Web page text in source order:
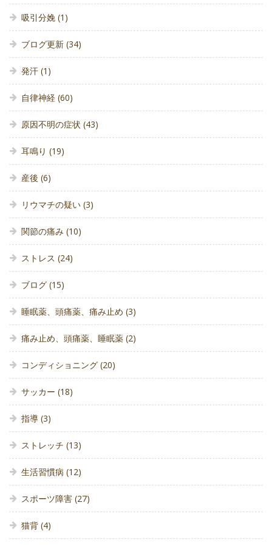
吸引分娩 (1)
ブログ更新 (34)
発汗 (1)
自律神経 (60)
原因不明の症状 (43)
耳鳴り (19)
産後 (6)
リウマチの疑い (3)
関節の痛み (10)
ストレス (24)
ブログ (15)
睡眠薬、頭痛薬、痛み止め (3)
痛み止め、頭痛薬、睡眠薬 (2)
コンディショニング (20)
サッカー (18)
指導 (3)
ストレッチ (13)
生活習慣病 (12)
スポーツ障害 (27)
猫背 (4)